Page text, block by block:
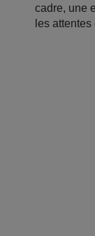
cadre, une
les